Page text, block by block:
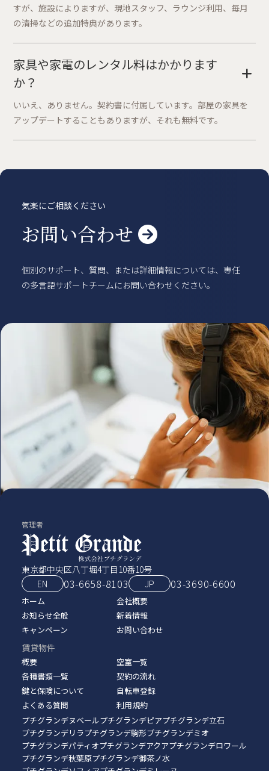
すが、施設によりますが、現地スタッフ、ラウンジ利用、毎月
の清掃などの追加特典があります。
家具や家電のレンタル料はかかります
か？
+
いいえ、ありません。契約書に付属しています。部屋の家具を
アップデートすることもありますが、それも無料です。
気楽にご相談ください
お問い合わせ 
個別のサポート、質問、または詳細情報については、専任
の多言語サポートチームにお問い合わせください。
管理者
東京都中央区八丁堀4丁目10番10号
EN
03-6658-8103 JP 03‑3690‑6600
ホーム
会社概要
お知らせ全般
新着情報
キャンペーン
お問い合わせ
賃貸物件
概要
空室一覧
各種書類一覧
契約の流れ
鍵と保険について
自転車登録
よくある質問
利用規約
プチグランデヌベールプチグランデピアプチグランデ立石
プチグランデリラプチグランデ駒形プチグランデミオ
プチグランデパティオプチグランデアクアプチグランデロワール
プチグランデ秋葉原プチグランデ御茶ノ水